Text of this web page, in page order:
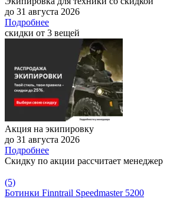
до 31 августа 2026
Подробнее
скидки от 3 вещей
Акция на экипировку
до 31 августа 2026
Подробнее
Скидку по акции рассчитает менеджер
(5)
Ботинки Finntrail Speedmaster 5200